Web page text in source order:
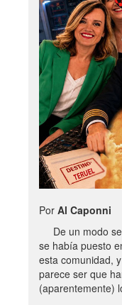
Por Al Caponni
De un modo
se había puesto
esta comunidad,
parece ser que
(aparentemente)